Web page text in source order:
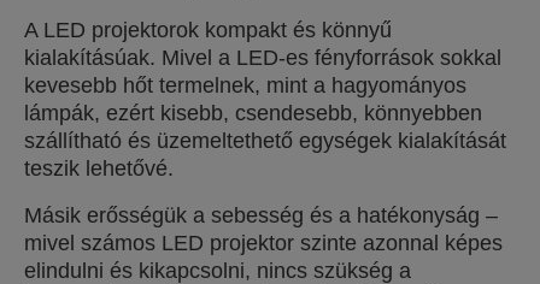
A LED projektorok kompakt és könnyű
kialakításúak. Mivel a LED-es fényforrások sokkal
kevesebb hőt termelnek, mint a hagyományos
lámpák, ezért kisebb, csendesebb, könnyebben
szállítható és üzemeltethető egységek kialakítását
teszik lehetővé.
Másik erősségük a sebesség és a hatékonyság –
mivel számos LED projektor szinte azonnal képes
elindulni és kikapcsolni, nincs szükség a